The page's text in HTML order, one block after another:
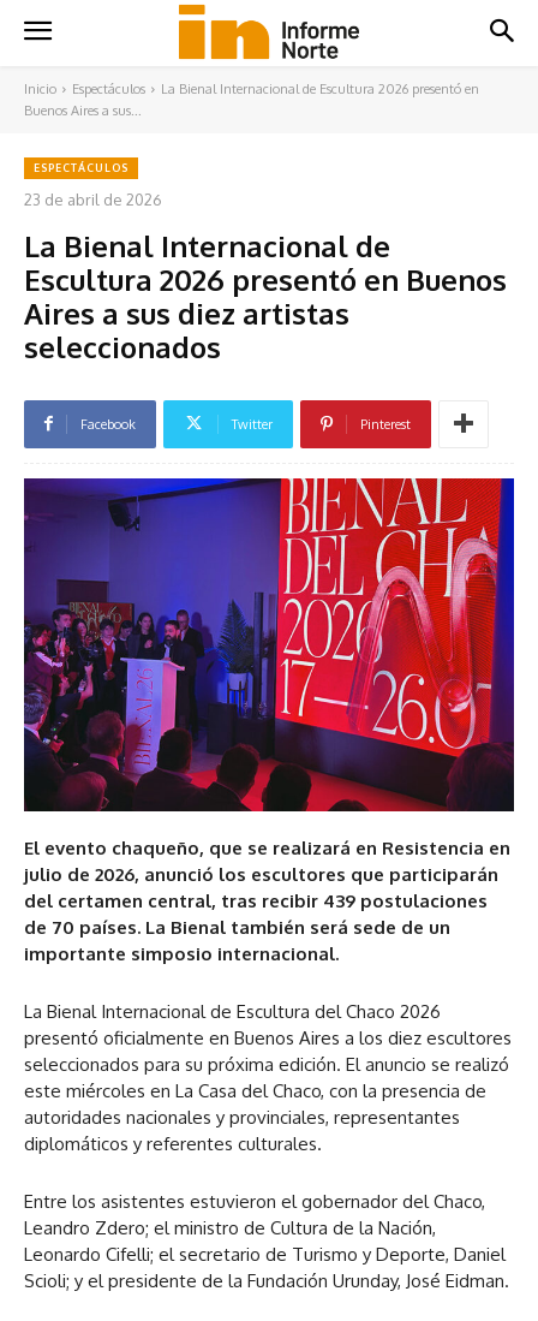
Inicio Espectáculos
La Bienal Internacional de Escultura 2026 presentó en
Buenos Aires a sus...
ESPECTÁCULOS
23 de abril de 2026
La Bienal Internacional de
Escultura 2026 presentó en Buenos
Aires a sus diez artistas
seleccionados
Facebook Twitter Pinterest
El evento chaqueño, que se realizará en Resistencia en
julio de 2026, anunció los escultores que participarán
del certamen central, tras recibir 439 postulaciones
de 70 países. La Bienal también será sede de un
importante simposio internacional.
La Bienal Internacional de Escultura del Chaco 2026
presentó oficialmente en Buenos Aires a los diez escultores
seleccionados para su próxima edición. El anuncio se realizó
este miércoles en La Casa del Chaco, con la presencia de
autoridades nacionales y provinciales, representantes
diplomáticos y referentes culturales.
Entre los asistentes estuvieron el gobernador del Chaco,
Leandro Zdero; el ministro de Cultura de la Nación,
Leonardo Cifelli; el secretario de Turismo y Deporte, Daniel
Scioli; y el presidente de la Fundación Urunday, José Eidman.